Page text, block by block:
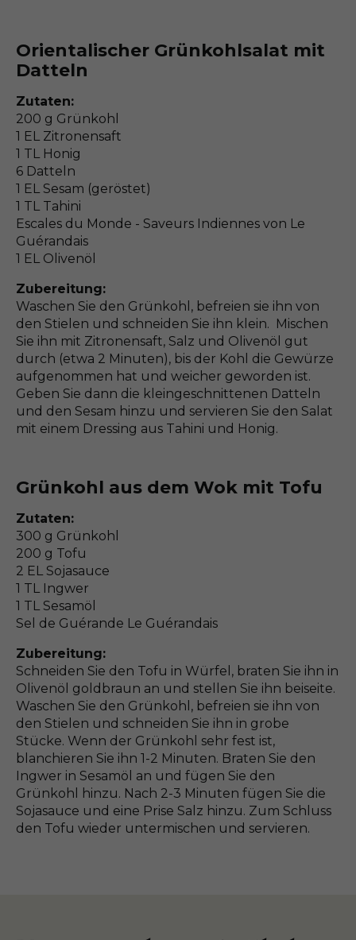
Orientalischer Grünkohlsalat mit
Datteln
Zutaten:
200 g Grünkohl
1 EL Zitronensaft
1 TL Honig
6 Datteln
1 EL Sesam (geröstet)
1 TL Tahini
Escales du Monde - Saveurs Indiennes von Le
Guérandais
1 EL Olivenöl
Zubereitung:
Waschen Sie den Grünkohl, befreien sie ihn von
den Stielen und schneiden Sie ihn klein. Mischen
Sie ihn mit Zitronensaft, Salz und Olivenöl gut
durch (etwa 2 Minuten), bis der Kohl die Gewürze
aufgenommen hat und weicher geworden ist.
Geben Sie dann die kleingeschnittenen Datteln
und den Sesam hinzu und servieren Sie den Salat
mit einem Dressing aus Tahini und Honig.
Grünkohl aus dem Wok mit Tofu
Zutaten:
300 g Grünkohl
200 g Tofu
2 EL Sojasauce
1 TL Ingwer
1 TL Sesamöl
Sel de Guérande Le Guérandais
Zubereitung:
Schneiden Sie den Tofu in Würfel, braten Sie ihn in
Olivenöl goldbraun an und stellen Sie ihn beiseite.
Waschen Sie den Grünkohl, befreien sie ihn von
den Stielen und schneiden Sie ihn in grobe
Stücke. Wenn der Grünkohl sehr fest ist,
blanchieren Sie ihn 1-2 Minuten. Braten Sie den
Ingwer in Sesamöl an und fügen Sie den
Grünkohl hinzu. Nach 2-3 Minuten fügen Sie die
Sojasauce und eine Prise Salz hinzu. Zum Schluss
den Tofu wieder untermischen und servieren.